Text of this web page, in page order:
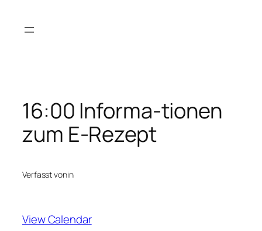
Inhalt
16:00 Informa-tionen
zum E-Rezept
Verfasst vonin
View Calendar